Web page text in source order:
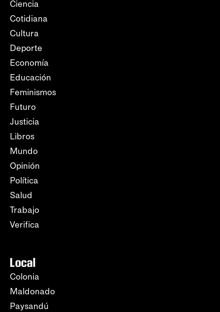
Ciencia
Cotidiana
Cultura
Deporte
Economía
Educación
Feminismos
Futuro
Justicia
Libros
Mundo
Opinión
Política
Salud
Trabajo
Verifica
Local
Colonia
Maldonado
Paysandú